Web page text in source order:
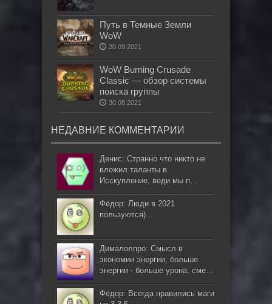
Путь в Темные Земли
WoW
20.09.2021
WoW Burning Crusade
Classic — обзор системы
поиска группы
30.08.2021
НЕДАВНИЕ КОММЕНТАРИИ
Денис: Странно что никто не
вложил таланты в
Исскупление, веди мы п...
Фёдор: Люди в 2021
пользуются)...
Дималолпро: Смысл в
экономии энергии, больше
энергии - больше урона, сме...
Фёдор: Всегда нравились маги